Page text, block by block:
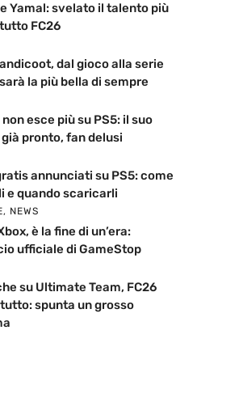
Yamal: svelato il talento più
FC26
dal gioco alla serie
la più bella di sempre
esce più su PS5: il suo
già pronto, fan delusi
annunciati su PS5: come
e quando scaricarli
, NEWS
è la fine di un’era:
ufficiale di GameStop
su Ultimate Team, FC26
spunta un grosso